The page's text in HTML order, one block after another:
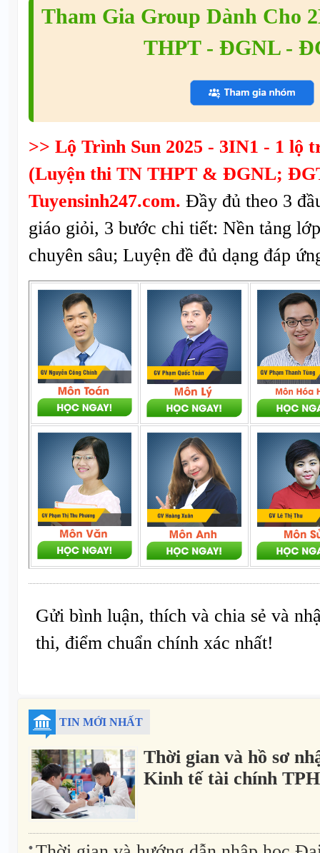
Tham Gia Group Dành Cho
THPT - ĐGNL -
>> Lộ Trình Sun 2025 - 3IN1 - 1 lộ
(Luyện thi TN THPT & ĐGNL;
Tuyensinh247.com. Đầy đủ theo 3
giáo giỏi, 3 bước chi tiết: Nền tảng
chuyên sâu; Luyện đề đủ dạng đáp
Gửi bình luận, thích và chia sẻ và
thi, điểm chuẩn chính xác nhất!
TIN MỚI NHẤT
Thời gian và hồ sơ
Kinh tế tài chính